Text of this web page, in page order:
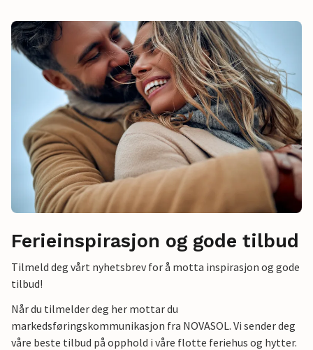
Ferieinspirasjon og gode tilbud
Tilmeld deg vårt nyhetsbrev for å motta inspirasjon og gode
tilbud!
Når du tilmelder deg her mottar du
markedsføringskommunikasjon fra NOVASOL. Vi sender deg
våre beste tilbud på opphold i våre flotte feriehus og hytter.